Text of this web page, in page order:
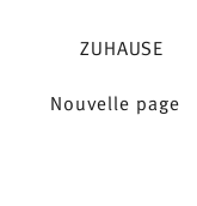
ZUHAUSE
Nouvelle page